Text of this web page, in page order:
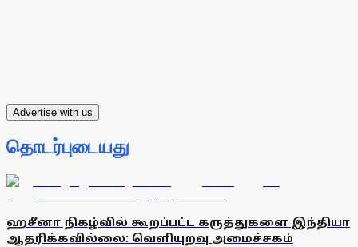
Advertise with us
தொடர்புடையது
ஹசீனா நிகழ்வில் கூறப்பட்ட கருத்துகளை இந்தியா
ஆதரிக்கவில்லை: வெளியுறவு அமைச்சகம்